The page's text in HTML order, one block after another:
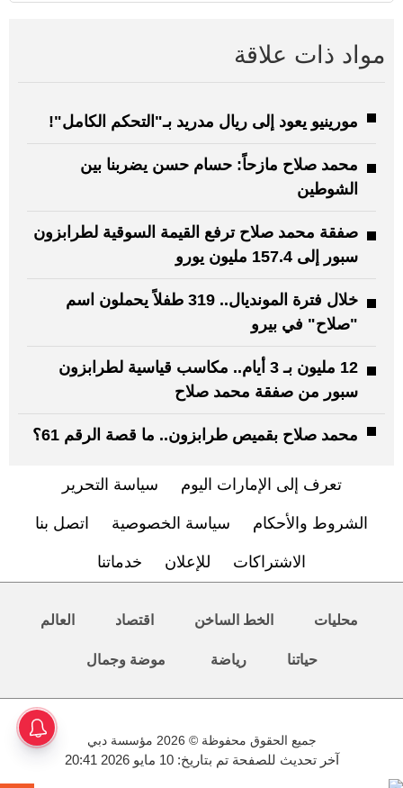
مواد ذات علاقة
مورينيو يعود إلى ريال مدريد بـ"التحكم الكامل"!
محمد صلاح مازحاً: حسام حسن يضربنا بين
الشوطين
صفقة محمد صلاح ترفع القيمة السوقية لطرابزون
سبور إلى 157.4 مليون يورو
خلال فترة المونديال.. 319 طفلاً يحملون اسم
"صلاح" في بيرو
12 مليون بـ 3 أيام.. مكاسب قياسية لطرابزون
سبور من صفقة محمد صلاح
محمد صلاح بقميص طرابزون.. ما قصة الرقم 61؟
تعرف إلى الإمارات اليوم سياسة التحرير
الشروط والأحكام سياسة الخصوصية اتصل بنا
الاشتراكات للإعلان خدماتنا
محليات الخط الساخن اقتصاد العالم
حياتنا رياضة موضة وجمال
جميع الحقوق محفوظة © 2026 مؤسسة دبي
آخر تحديث للصفحة تم بتاريخ: 10 مايو 2026 20:41